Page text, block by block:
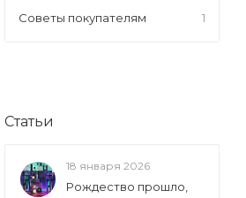
Советы покупателям 1
Статьи
18 января 2026
Рождество прошло,